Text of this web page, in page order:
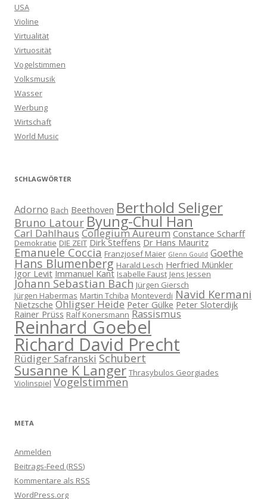
USA
Violine
Virtualität
Virtuosität
Vogelstimmen
Volksmusik
Wasser
Werbung
Wirtschaft
World Music
SCHLAGWÖRTER
Adorno Bach Beethoven Berthold Seliger
Bruno Latour Byung-Chul Han
Carl Dahlhaus Collegium Aureum Constance Scharff
Demokratie DIE ZEIT Dirk Steffens Dr Hans Mauritz
Emanuele Coccia Franzjosef Maier Glenn Gould Goethe
Hans Blumenberg Harald Lesch Herfried Münkler
Igor Levit Immanuel Kant Isabelle Faust Jens Jessen
Johann Sebastian Bach Jürgen Giersch
Jürgen Habermas Martin Tchiba Monteverdi Navid Kermani
Nietzsche Ohligser Heide Peter Gülke Peter Sloterdijk
Rainer Prüss Ralf Konersmann Rassismus
Reinhard Goebel
Richard David Precht
Rüdiger Safranski Schubert
Susanne K Langer Thrasybulos Georgiades
Violinspiel Vogelstimmen
META
Anmelden
Beitrags-Feed (RSS)
Kommentare als RSS
WordPress.org